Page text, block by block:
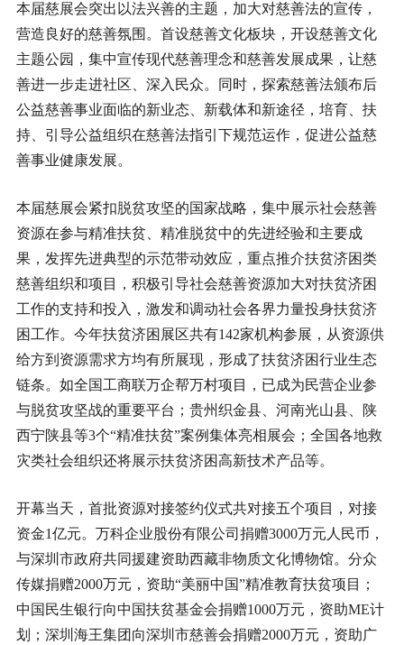
本届慈展会突出以法兴善的主题，加大对慈善法的宣传，
营造良好的慈善氛围。首设慈善文化板块，开设慈善文化
主题公园，集中宣传现代慈善理念和慈善发展成果，让慈
善进一步走进社区、深入民众。同时，探索慈善法颁布后
公益慈善事业面临的新业态、新载体和新途径，培育、扶
持、引导公益组织在慈善法指引下规范运作，促进公益慈
善事业健康发展。
本届慈展会紧扣脱贫攻坚的国家战略，集中展示社会慈善
资源在参与精准扶贫、精准脱贫中的先进经验和主要成
果，发挥先进典型的示范带动效应，重点推介扶贫济困类
慈善组织和项目，积极引导社会慈善资源加大对扶贫济困
工作的支持和投入，激发和调动社会各界力量投身扶贫济
困工作。今年扶贫济困展区共有142家机构参展，从资源供
给方到资源需求方均有所展现，形成了扶贫济困行业生态
链条。如全国工商联万企帮万村项目，已成为民营企业参
与脱贫攻坚战的重要平台；贵州织金县、河南光山县、陕
西宁陕县等3个“精准扶贫”案例集体亮相展会；全国各地救
灾类社会组织还将展示扶贫济困高新技术产品等。
开幕当天，首批资源对接签约仪式共对接五个项目，对接
资金1亿元。万科企业股份有限公司捐赠3000万元人民币，
与深圳市政府共同援建资助西藏非物质文化博物馆。分众
传媒捐赠2000万元，资助“美丽中国”精准教育扶贫项目；
中国民生银行向中国扶贫基金会捐赠1000万元，资助ME计
划；深圳海王集团向深圳市慈善会捐赠2000万元，资助广